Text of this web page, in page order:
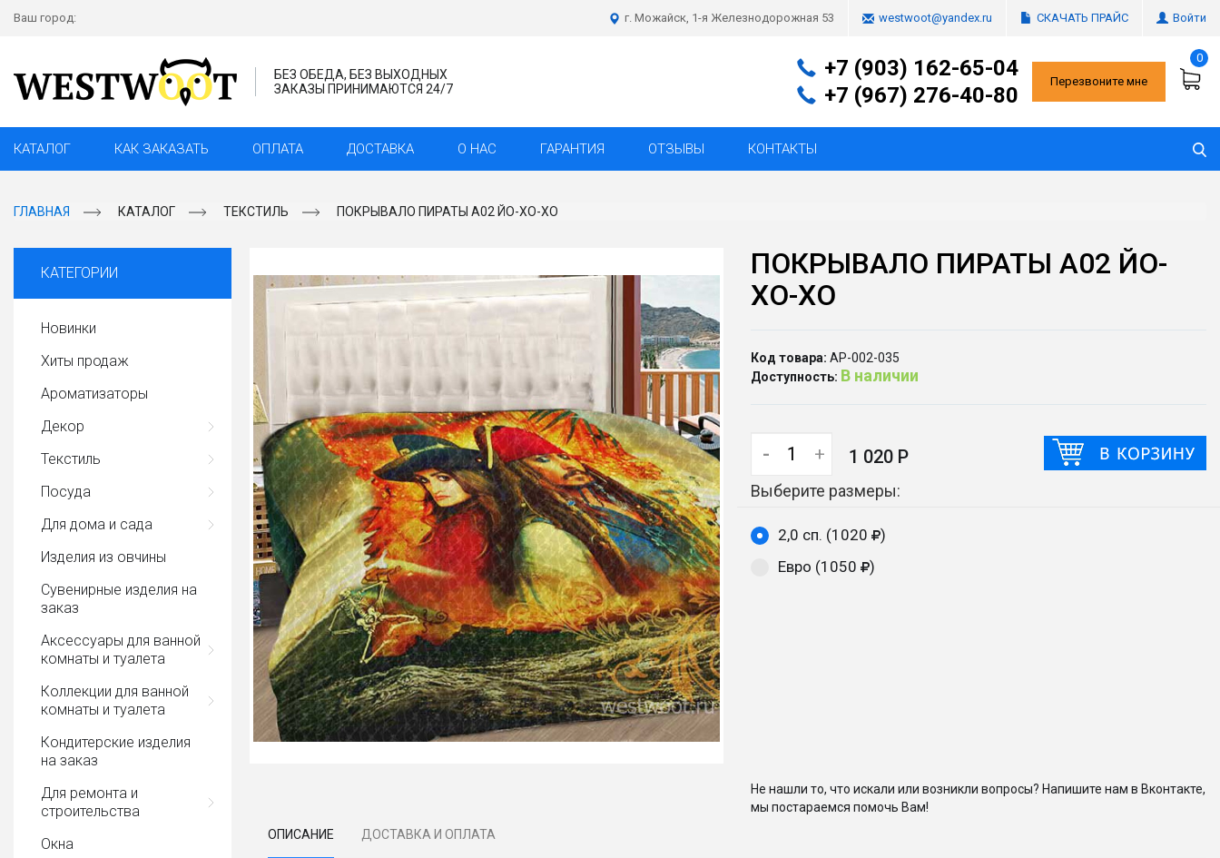
Ваш город: г. Можайск, 1-я Железнодорожная 53 westwoot@yandex.ru СКАЧАТЬ ПРАЙС Войти
БЕЗ ОБЕДА, БЕЗ ВЫХОДНЫХ
ЗАКАЗЫ ПРИНИМАЮТСЯ 24/7
+7 (903) 162-65-04
+7 (967) 276-40-80
Перезвоните мне
0
КАТАЛОГ КАК ЗАКАЗАТЬ ОПЛАТА ДОСТАВКА О НАС ГАРАНТИЯ ОТЗЫВЫ КОНТАКТЫ
ГЛАВНАЯ КАТАЛОГ ТЕКСТИЛЬ ПОКРЫВАЛО ПИРАТЫ A02 ЙО-ХО-ХО
КАТЕГОРИИ
Новинки
Хиты продаж
Ароматизаторы
Декор
Текстиль
Посуда
Для дома и сада
Изделия из овчины
Сувенирные изделия на
заказ
Аксессуары для ванной
комнаты и туалета
Коллекции для ванной
комнаты и туалета
Кондитерские изделия
на заказ
Для ремонта и
строительства
Окна
ПОКРЫВАЛО ПИРАТЫ A02 ЙО-
ХО-ХО
Код товара: АР-002-035
Доступность: В наличии
- + 1 020 Р
Выберите размеры:
2,0 сп. (1020
)
Евро (1050
)
Не нашли то, что искали или возникли вопросы? Напишите нам в Вконтакте,
мы постараемся помочь Вам!
ОПИСАНИЕ
ДОСТАВКА И ОПЛАТА